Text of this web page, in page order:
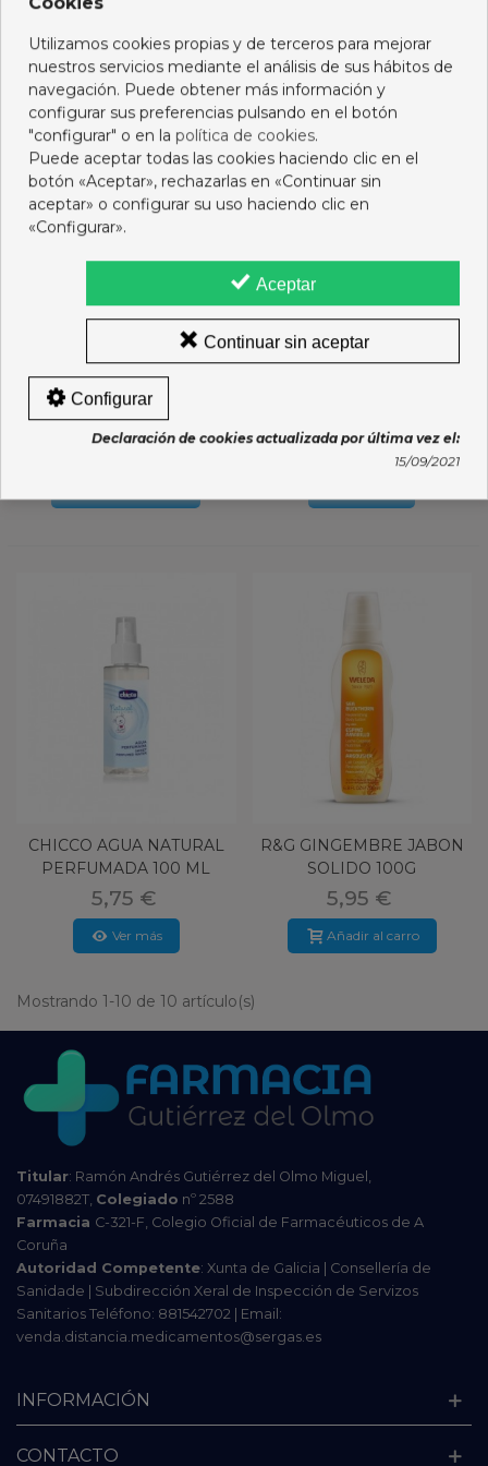
7,55 €
Ver más Añadir al carro
CUMLAUDE HIGIENE
INTIMA PEDIATRICS 250
ML
8,75 €
CHICCO AGUA NATURAL
PERFUMADA 100 ML
SPRAY PLAST
5,75 €
Ver más
R&G GINGEMBRE JABON
SOLIDO 100G
5,95 €
Añadir al carro
Mostrando 1-10 de 10 artículo(s)
Titular: Ramón Andrés Gutiérrez del Olmo Miguel,
07491882T, Colegiado nº 2588
Farmacia C-321-F, Colegio Oficial de Farmacéuticos de A
Coruña
Autoridad Competente: Xunta de Galicia | Consellería de
Sanidade | Subdirección Xeral de Inspección de Servizos
Sanitarios Teléfono: 881542702 | Email:
venda.distancia.medicamentos@sergas.es
INFORMACIÓN
CONTACTO
Utilizamos cookies propias y de terceros para mejorar
nuestros servicios mediante el análisis de sus hábitos de
navegación. Puede obtener más información y
configurar sus preferencias pulsando en el botón
"configurar" o en la política de cookies.
Puede aceptar todas las cookies haciendo clic en el
botón «Aceptar», rechazarlas en «Continuar sin
aceptar» o configurar su uso haciendo clic en
«Configurar».
Aceptar
Continuar sin aceptar
Configurar
Declaración de cookies actualizada por última vez el:
15/09/2021